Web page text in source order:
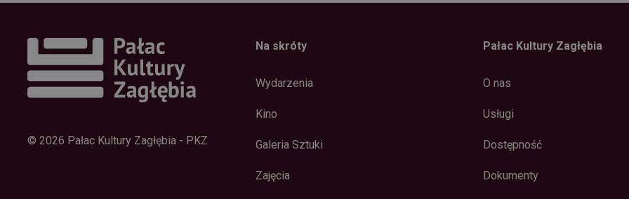
© 2026 Pałac Kultury Zagłębia - PKZ
Na skróty
Wydarzenia
Kino
Galeria Sztuki
Zajęcia
Pałac Kultury Zagłębia
O nas
Usługi
Dostępność
Dokumenty